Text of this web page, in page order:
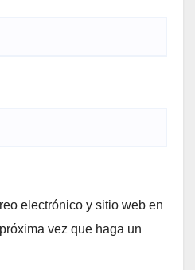
electrónico y sitio web en
vez que haga un